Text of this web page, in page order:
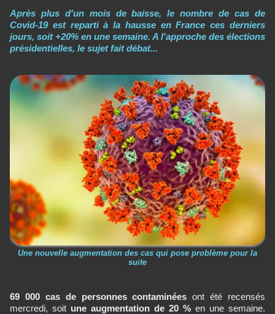
Après plus d'un mois de baisse, le nombre de cas de
Covid-19 est reparti à la hausse en France ces derniers
jours, soit +20% en une semaine. A l'approche des élections
présidentielles, le sujet fait débat...
Une nouvelle augmentation des cas qui pose problème pour la
suite
69 000 cas de personnes contaminéesont été recensés
mercredi, soit une augmentation de 20 % en une semaine.